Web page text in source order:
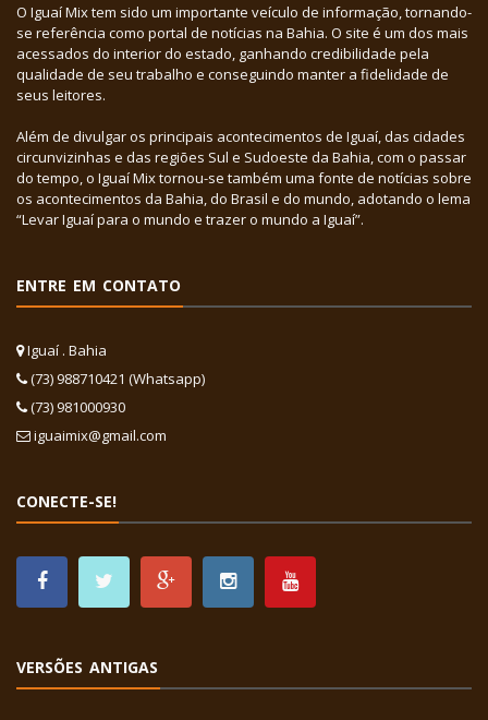
O Iguaí Mix tem sido um importante veículo de informação, tornando-
se referência como portal de notícias na Bahia. O site é um dos mais
acessados do interior do estado, ganhando credibilidade pela
qualidade de seu trabalho e conseguindo manter a fidelidade de
seus leitores.
Além de divulgar os principais acontecimentos de Iguaí, das cidades
circunvizinhas e das regiões Sul e Sudoeste da Bahia, com o passar
do tempo, o Iguaí Mix tornou-se também uma fonte de notícias sobre
os acontecimentos da Bahia, do Brasil e do mundo, adotando o lema
“Levar Iguaí para o mundo e trazer o mundo a Iguaí”.
ENTRE EM CONTATO
Iguaí . Bahia
(73) 988710421 (Whatsapp)
(73) 981000930
iguaimix@gmail.com
CONECTE-SE!
VERSÕES ANTIGAS